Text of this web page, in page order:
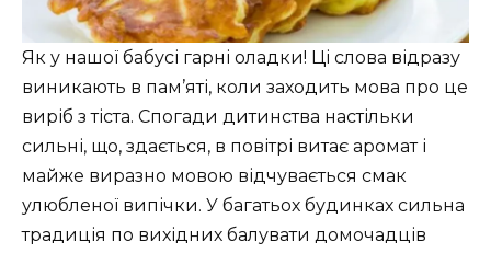
Як у нашої бабусі гарні оладки! Ці слова відразу
виникають в пам’яті, коли заходить мова про це
виріб з тіста. Спогади дитинства настільки
сильні, що, здається, в повітрі витає аромат і
майже виразно мовою відчувається смак
улюбленої випічки. У багатьох будинках сильна
традиція по вихідних балувати домочадців